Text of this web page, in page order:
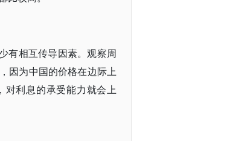
有相互传导因素。观察周
因为中国的价格在边际上
对利息的承受能力就会上